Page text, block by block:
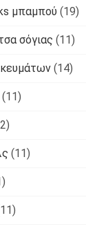
μπαμπού (19)
σόγιας (11)
(14)
(11)
(11)